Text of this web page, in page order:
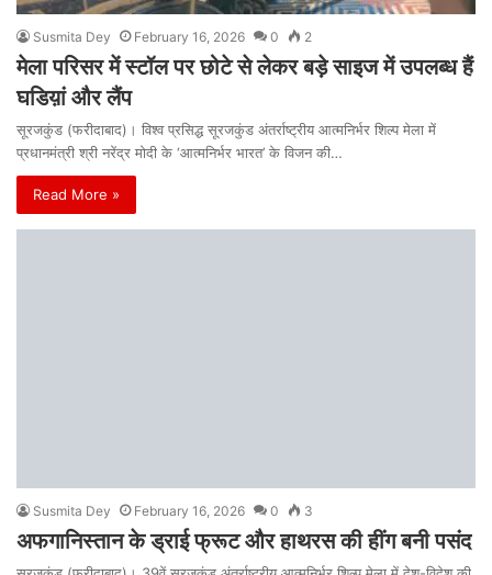
Susmita Dey February 16, 2026 0 2
मेला परिसर में स्टॉल पर छोटे से लेकर बड़े साइज में उपलब्ध हैं
घडिय़ां और लैंप
सूरजकुंड (फरीदाबाद)। विश्व प्रसिद्ध सूरजकुंड अंतर्राष्ट्रीय आत्मनिर्भर शिल्प मेला में
प्रधानमंत्री श्री नरेंद्र मोदी के ‘आत्मनिर्भर भारत’ के विजन की…
Read More »
Susmita Dey February 16, 2026 0 3
अफगानिस्तान के ड्राई फ्रूट और हाथरस की हींग बनी पसंद